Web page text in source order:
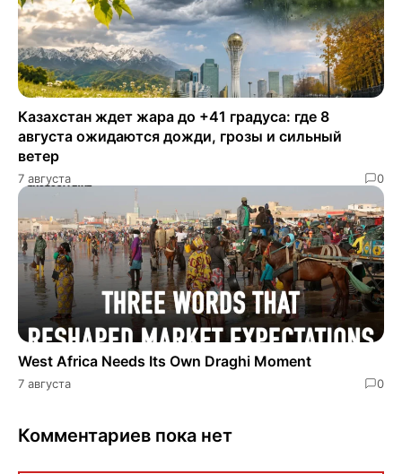
Казахстан ждет жара до +41 градуса: где 8
августа ожидаются дожди, грозы и сильный
ветер
7 августа 0
West Africa Needs Its Own Draghi Moment
7 августа 0
Комментариев пока нет